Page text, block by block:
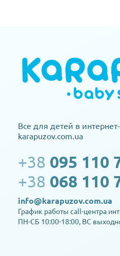
Все для детей в
karapuzov.com.ua
+38 095 110
+38 068 110
info@karapuzov.com.ua
График работы call-центра
ПН-СБ 10:00-18:00, ВС